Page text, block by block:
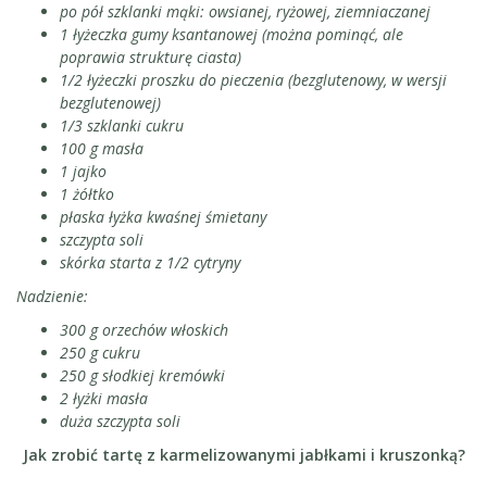
po pół szklanki mąki: owsianej, ryżowej, ziemniaczanej
1 łyżeczka gumy ksantanowej (można pominąć, ale
poprawia strukturę ciasta)
1/2 łyżeczki proszku do pieczenia (bezglutenowy, w wersji
bezglutenowej)
1/3 szklanki cukru
100 g masła
1 jajko
1 żółtko
płaska łyżka kwaśnej śmietany
szczypta soli
skórka starta z 1/2 cytryny
Nadzienie:
300 g orzechów włoskich
250 g cukru
250 g słodkiej kremówki
2 łyżki masła
duża szczypta soli
Jak zrobić tartę z karmelizowanymi jabłkami i kruszonką?